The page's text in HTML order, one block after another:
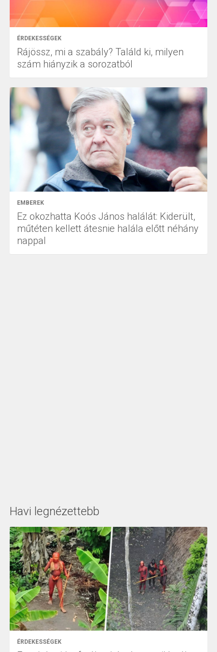
ÉRDEKESSÉGEK
Rájössz, mi a szabály? Találd ki, milyen
szám hiányzik a sorozatból
EMBEREK
Ez okozhatta Koós János halálát: Kiderült,
műtéten kellett átesnie halála előtt néhány
nappal
Havi legnézettebb
ÉRDEKESSÉGEK